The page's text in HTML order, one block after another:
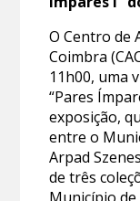
O Centro de
Coimbra
11h00, uma
“Pares
exposição,
entre o
Arpad
de três
Município de